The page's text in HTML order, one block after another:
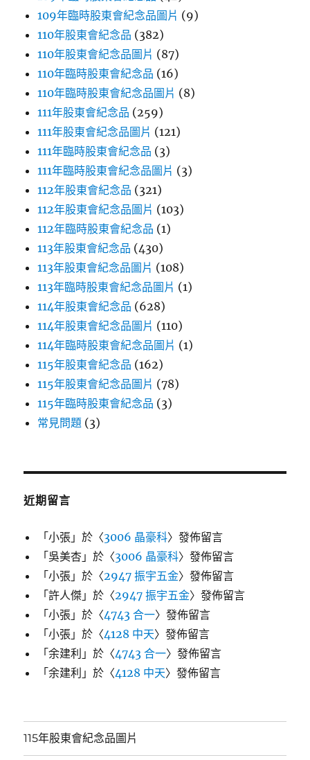
109年臨時股東會紀念品圖片 (9)
110年股東會紀念品 (382)
110年股東會紀念品圖片 (87)
110年臨時股東會紀念品 (16)
110年臨時股東會紀念品圖片 (8)
111年股東會紀念品 (259)
111年股東會紀念品圖片 (121)
111年臨時股東會紀念品 (3)
111年臨時股東會紀念品圖片 (3)
112年股東會紀念品 (321)
112年股東會紀念品圖片 (103)
112年臨時股東會紀念品 (1)
113年股東會紀念品 (430)
113年股東會紀念品圖片 (108)
113年臨時股東會紀念品圖片 (1)
114年股東會紀念品 (628)
114年股東會紀念品圖片 (110)
114年臨時股東會紀念品圖片 (1)
115年股東會紀念品 (162)
115年股東會紀念品圖片 (78)
115年臨時股東會紀念品 (3)
常見問題 (3)
近期留言
「小張 」於〈3006 晶豪科〉發佈留言
「吳美杏 」於〈3006 晶豪科〉發佈留言
「小張 」於〈2947 振宇五金〉發佈留言
「許人傑 」於〈2947 振宇五金〉發佈留言
「小張 」於〈4743 合一〉發佈留言
「小張 」於〈4128 中天〉發佈留言
「余建利 」於〈4743 合一〉發佈留言
「余建利 」於〈4128 中天〉發佈留言
115年股東會紀念品圖片